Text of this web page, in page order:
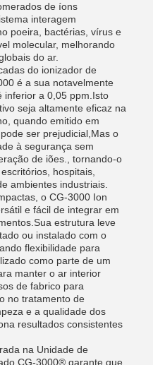
de íons
interagem
poeira, bactérias, vírus e
molecular, melhorando
do ar.
do ionizador de
é a sua notavelmente
inferior a 0,05 ppm.Isto
seja altamente eficaz na
quando emitido em
ser prejudicial,Mas o
à segurança sem
de iões., tornando-o
hospitais,
ambientes industriais.
o CG-3000 Ion
e fácil de integrar em
estrutura leve
ou instalado com o
flexibilidade para
como parte de um
manter o ar interior
de fabrico para
no tratamento de
e a qualidade dos
resultados consistentes
na Unidade de
CG-3000® garante que